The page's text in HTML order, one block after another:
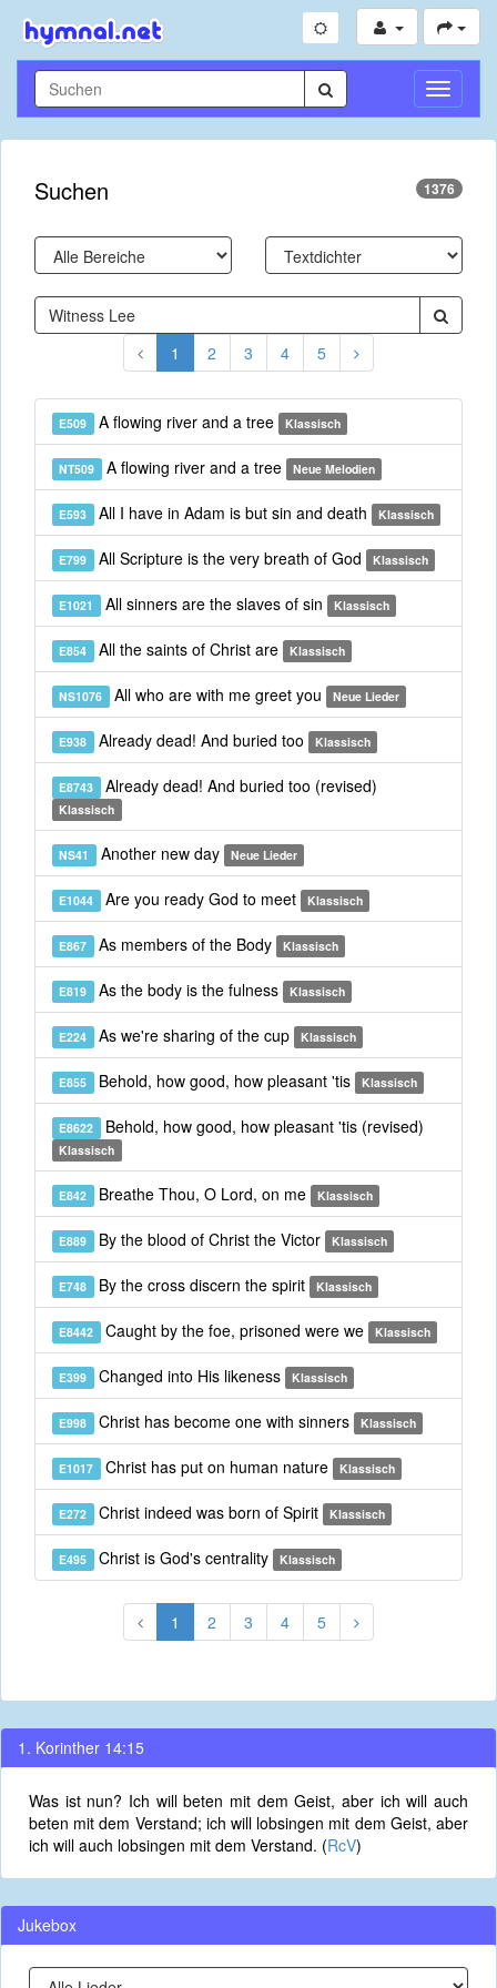
Suchen 1376
1 2 3 4 5
E509 A flowing river and a tree Klassisch
NT509 A flowing river and a tree Neue Melodien
E593 All I have in Adam is but sin and death Klassisch
E799 All Scripture is the very breath of God Klassisch
E1021 All sinners are the slaves of sin Klassisch
E854 All the saints of Christ are Klassisch
NS1076 All who are with me greet you Neue Lieder
E938 Already dead! And buried too Klassisch
E8743 Already dead! And buried too (revised)
Klassisch
NS41 Another new day Neue Lieder
E1044 Are you ready God to meet Klassisch
E867 As members of the Body Klassisch
E819 As the body is the fulness Klassisch
E224 As we're sharing of the cup Klassisch
E855 Behold, how good, how pleasant 'tis Klassisch
E8622 Behold, how good, how pleasant 'tis (revised)
Klassisch
E842 Breathe Thou, O Lord, on me Klassisch
E889 By the blood of Christ the Victor Klassisch
E748 By the cross discern the spirit Klassisch
E8442 Caught by the foe, prisoned were we Klassisch
E399 Changed into His likeness Klassisch
E998 Christ has become one with sinners Klassisch
E1017 Christ has put on human nature Klassisch
E272 Christ indeed was born of Spirit Klassisch
E495 Christ is God's centrality Klassisch
1 2 3 4 5
1. Korinther 14:15
Was ist nun? Ich will beten mit dem Geist, aber ich will auch
beten mit dem Verstand; ich will lobsingen mit dem Geist, aber
ich will auch lobsingen mit dem Verstand. (RcV)
Jukebox